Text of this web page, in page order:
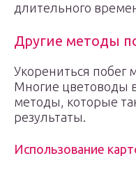
длительного
Другие методы
Укорениться побег
Многие цветоводы
методы, которые
результаты.
Использование